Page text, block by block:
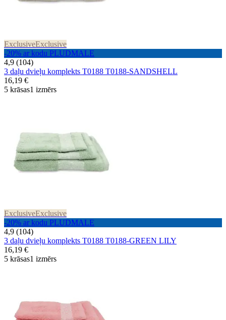
ExclusiveExclusive
-20% ar kodu PLUDMALE
4,9 (104)
3 daļu dvieļu komplekts T0188 T0188-SANDSHELL
16,19 €
5 krāsas1 izmērs
ExclusiveExclusive
-20% ar kodu PLUDMALE
4,9 (104)
3 daļu dvieļu komplekts T0188 T0188-GREEN LILY
16,19 €
5 krāsas1 izmērs